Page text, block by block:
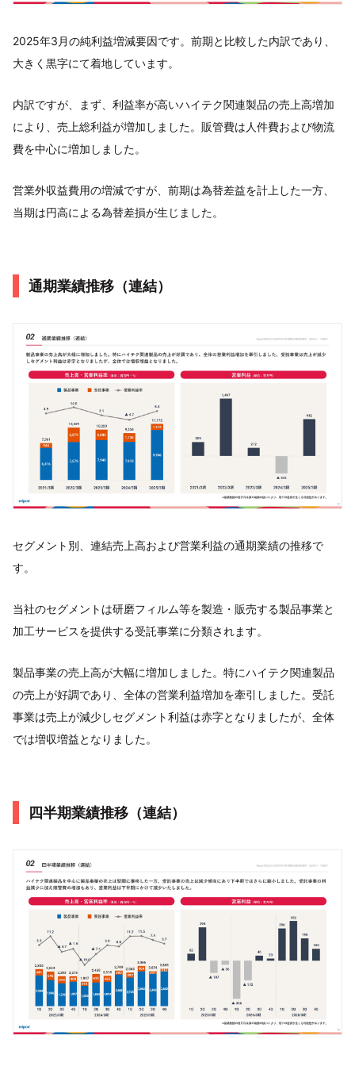
2025年3月の純利益増減要因です。前期と比較した内訳であり、
大きく黒字にて着地しています。
内訳ですが、まず、利益率が高いハイテク関連製品の売上高増加
により、売上総利益が増加しました。販管費は人件費および物流
費を中心に増加しました。
営業外収益費用の増減ですが、前期は為替差益を計上した一方、
当期は円高による為替差損が生じました。
通期業績推移（連結）
セグメント別、連結売上高および営業利益の通期業績の推移で
す。
当社のセグメントは研磨フィルム等を製造・販売する製品事業と
加工サービスを提供する受託事業に分類されます。
製品事業の売上高が大幅に増加しました。特にハイテク関連製品
の売上が好調であり、全体の営業利益増加を牽引しました。受託
事業は売上が減少しセグメント利益は赤字となりましたが、全体
では増収増益となりました。
四半期業績推移（連結）